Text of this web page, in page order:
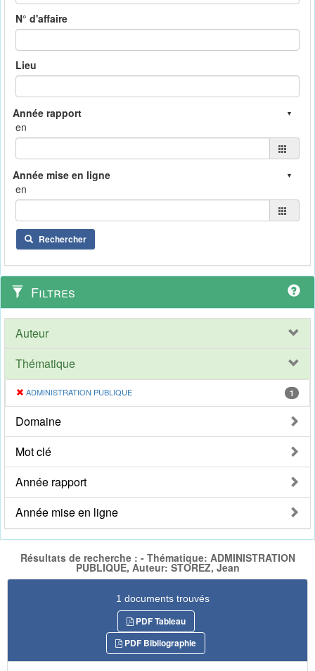
N° d'affaire
Lieu
en
en
Rechercher
Filtres
Auteur
Thématique
ADMINISTRATION PUBLIQUE 1
Domaine
Mot clé
Année rapport
Année mise en ligne
Résultats de recherche : - Thématique: ADMINISTRATION
PUBLIQUE, Auteur: STOREZ, Jean
1 documents trouvés
PDF Tableau
PDF Bibliographie